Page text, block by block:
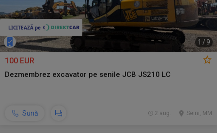
1 / 9
100 EUR
Dezmembrez excavator pe senile JCB JS210 LC
Sună Seini, MM
2 aug.